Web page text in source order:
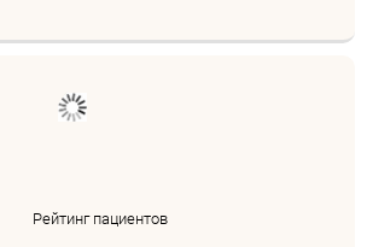
Рейтинг пациентов